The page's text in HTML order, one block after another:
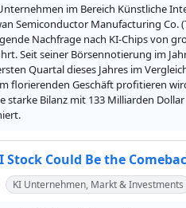
im Bereich Künstliche
Semiconductor Manufacturing
Nachfrage nach KI-Chips von
Seit seiner Börsennotierung im
Quartal dieses Jahres im
florierenden Geschäft profitieren
starke Bilanz mit 133 Milliarden
Could Be the
KI Unternehmen, Markt & Investments